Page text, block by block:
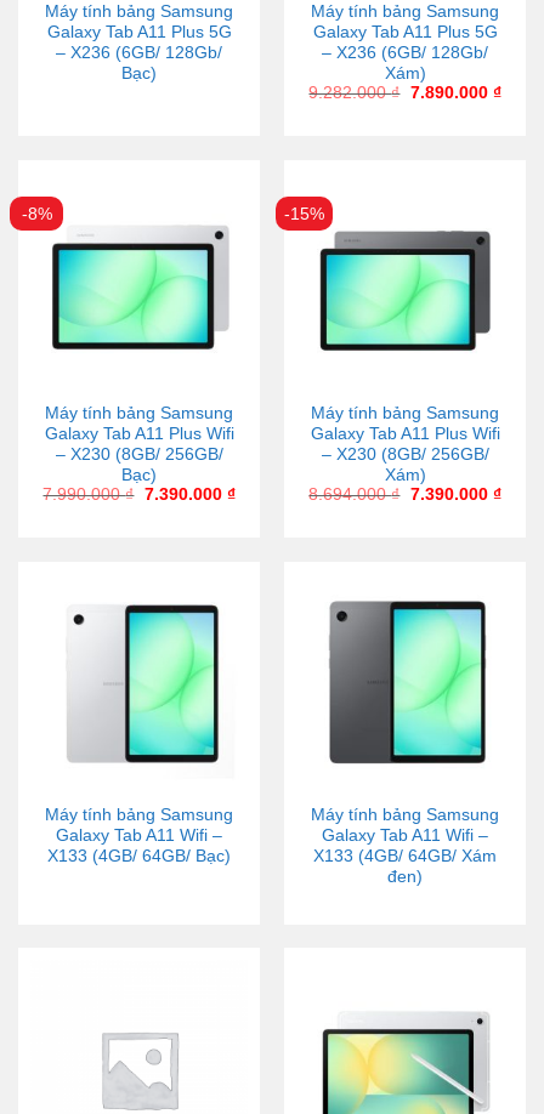
Máy tính bảng Samsung
Galaxy Tab A11 Plus 5G
– X236 (6GB/ 128Gb/
Bạc)
Máy tính bảng Samsung
Galaxy Tab A11 Plus 5G
– X236 (6GB/ 128Gb/
Xám)
9.282.000₫ 7.890.000 ₫
-8%
Máy tính bảng Samsung
Galaxy Tab A11 Plus Wifi
– X230 (8GB/ 256GB/
Bạc)
7.990.000₫ 7.390.000 ₫
-15%
Máy tính bảng Samsung
Galaxy Tab A11 Plus Wifi
– X230 (8GB/ 256GB/
Xám)
8.694.000₫ 7.390.000 ₫
Máy tính bảng Samsung
Galaxy Tab A11 Wifi –
X133 (4GB/ 64GB/ Bạc)
Máy tính bảng Samsung
Galaxy Tab A11 Wifi –
X133 (4GB/ 64GB/ Xám
đen)